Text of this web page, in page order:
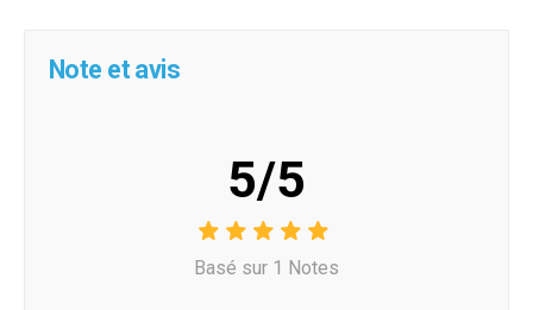
Note et avis
5/5
Basé sur 1 Notes